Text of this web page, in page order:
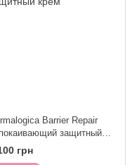
Barrier Repair
защитный
грн